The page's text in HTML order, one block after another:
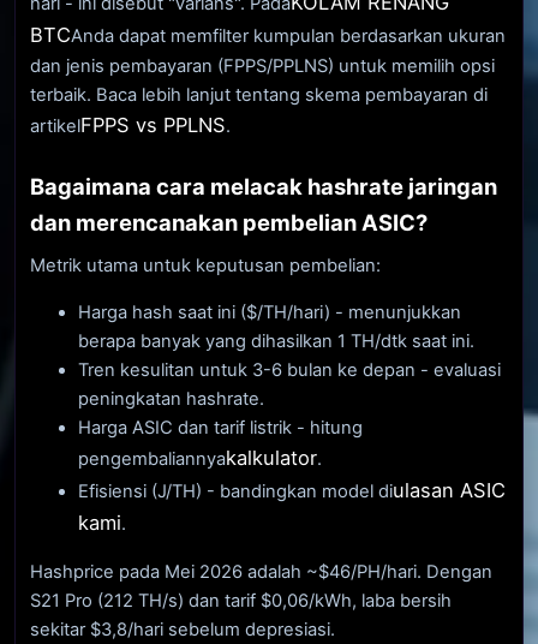
BTCAnda dapat memfilter kumpulan berdasarkan ukuran
dan jenis pembayaran (FPPS/PPLNS) untuk memilih opsi
terbaik. Baca lebih lanjut tentang skema pembayaran di
artikelFPPS vs PPLNS.
Bagaimana cara melacak hashrate jaringan
dan merencanakan pembelian ASIC?
Metrik utama untuk keputusan pembelian:
Harga hash saat ini ($/TH/hari) - menunjukkan
berapa banyak yang dihasilkan 1 TH/dtk saat ini.
Tren kesulitan untuk 3-6 bulan ke depan - evaluasi
peningkatan hashrate.
Harga ASIC dan tarif listrik - hitung
pengembaliannyakalkulator.
Efisiensi (J/TH) - bandingkan model diulasan ASIC
kami.
Hashprice pada Mei 2026 adalah ~$46/PH/hari. Dengan
S21 Pro (212 TH/s) dan tarif $0,06/kWh, laba bersih
sekitar $3,8/hari sebelum depresiasi.